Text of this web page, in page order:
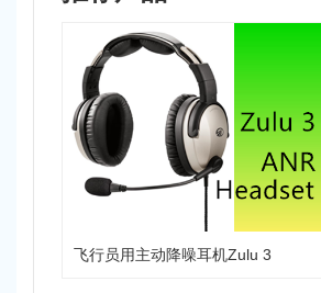
飞行员用主动降噪耳机Zulu 3